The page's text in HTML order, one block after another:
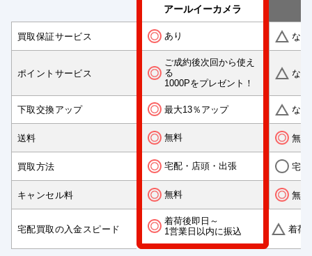
アールイーカメラ
買取保証サービス あり なし
ポイントサービス
ご成約後次回から使え
る
1000Pをプレゼント！
なし
下取交換アップ 最大13％アップ なし
送料 無料 無料
買取方法 宅配・店頭・出張 宅配
キャンセル料 無料 無料
宅配買取の入金スピード
着荷後即日～
1営業日以内に振込
着荷